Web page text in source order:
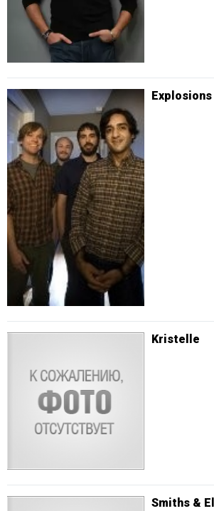
Kristelle
Smiths &